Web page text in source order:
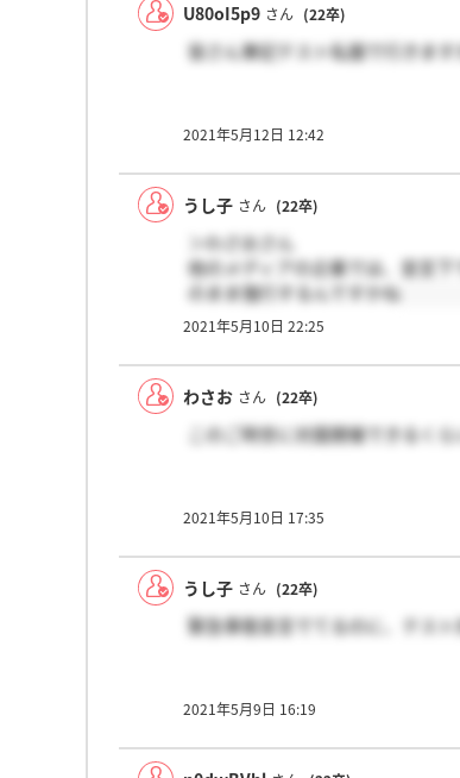
U80oI5p9 さん (22卒)
皆さん筆記テスト私服で行きます
2021年5月12日 12:42
うし子 さん (22卒)
＞わさおさん
他のメディアの企業では、宣言
のまま強行するんですかね
2021年5月10日 22:25
わさお さん (22卒)
このご時世に対面開催できるく
2021年5月10日 17:35
うし子 さん (22卒)
緊急事態宣言でてるのに、テス
2021年5月9日 16:19